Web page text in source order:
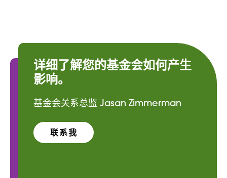
详细了解您的基金会如何产生
影响。
基金会关系总监 Jasan Zimmerman
联系我